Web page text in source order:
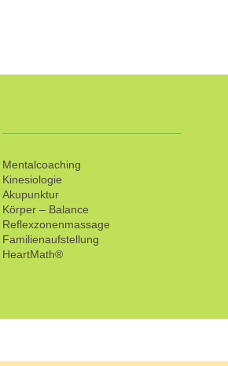
Mentalcoaching
Kinesiologie
Akupunktur
Körper – Balance
Reflexzonenmassage
Familienaufstellung
HeartMath®